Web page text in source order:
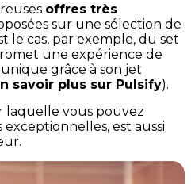
offres très
sur une sélection de
le cas, par exemple, du set
une expérience de
grâce à son jet
savoir plus sur Pulsify).
laquelle vous pouvez
est aussi